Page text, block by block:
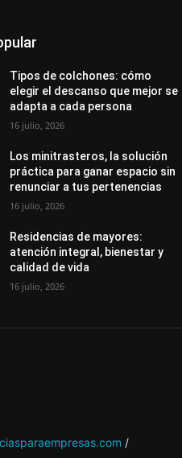
Tipos de colchones: cómo
elegir el descanso que mejor se
adapta a cada persona
16 julio, 2026
Los minitrasteros, la solución
práctica para ganar espacio sin
renunciar a tus pertenencias
16 julio, 2026
Residencias de mayores:
atención integral, bienestar y
calidad de vida
16 julio, 2026
/